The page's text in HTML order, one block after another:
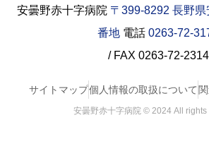
安曇野赤十字病院 〒399-8292 長野
番地 電話 0263-72-
/ FAX 0263-72-2314
サイトマップ個人情報の取扱について
安曇野赤十字病院 © 2024 All rights